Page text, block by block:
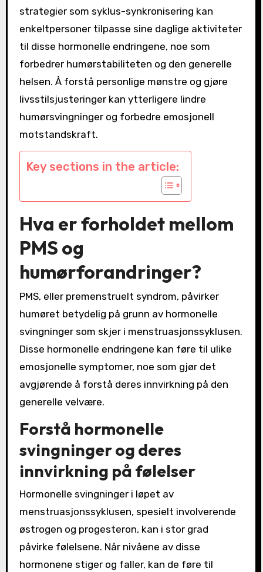
strategier som syklus-synkronisering kan
enkeltpersoner tilpasse sine daglige aktiviteter
til disse hormonelle endringene, noe som
forbedrer humørstabiliteten og den generelle
helsen. Å forstå personlige mønstre og gjøre
livsstilsjusteringer kan ytterligere lindre
humørsvingninger og forbedre emosjonell
motstandskraft.
Key sections in the article:
Hva er forholdet mellom
PMS og
humørforandringer?
PMS, eller premenstruelt syndrom, påvirker
humøret betydelig på grunn av hormonelle
svingninger som skjer i menstruasjonssyklusen.
Disse hormonelle endringene kan føre til ulike
emosjonelle symptomer, noe som gjør det
avgjørende å forstå deres innvirkning på den
generelle velvære.
Forstå hormonelle
svingninger og deres
innvirkning på følelser
Hormonelle svingninger i løpet av
menstruasjonssyklusen, spesielt involverende
østrogen og progesteron, kan i stor grad
påvirke følelsene. Når nivåene av disse
hormonene stiger og faller, kan de føre til